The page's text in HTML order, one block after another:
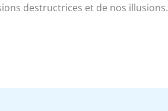
destructrices et de nos illusions.